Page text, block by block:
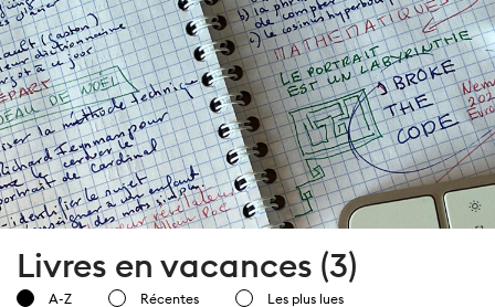
Webwriters
Concours
Actualités
À propos
Livres en vacances (3)
A-Z Récentes Les plus lues